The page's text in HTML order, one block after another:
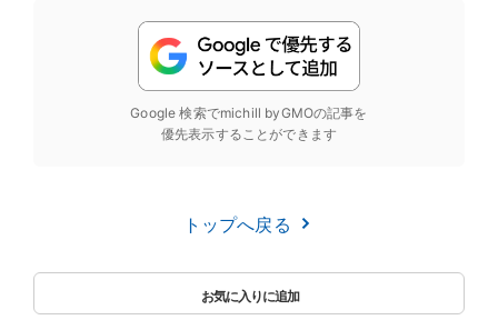
Google 検索でmichill byGMOの記事を
優先表示することができます
トップへ戻る